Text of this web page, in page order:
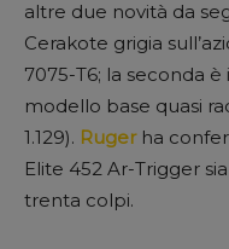
altre due novità da
Cerakote grigia
7075-T6; la seconda
modello base quasi
1.129). Rugerha
Elite 452 Ar-Trigger
trenta colpi.